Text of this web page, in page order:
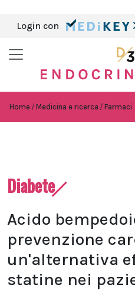
Login con
Home Medicina e ricerca Farmaci
Diabete
Acido
prevenzione
un'alternativa
statine nei